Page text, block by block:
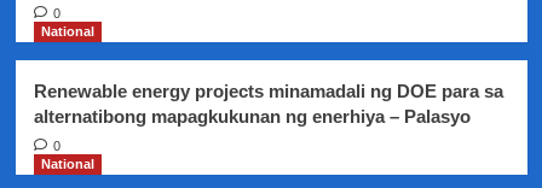
ng
Malakanyang
0
National
Renewable energy projects minamadali ng DOE para sa
alternatibong mapagkukunan ng enerhiya – Palasyo
0
National